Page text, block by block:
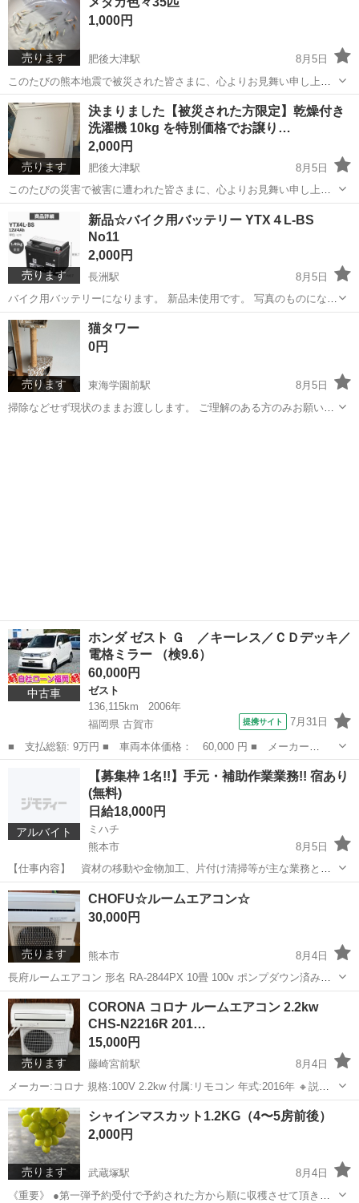
のヒビと右サイドに割れがあります。 簡易的にカーボンシールで補修
してます シートも破れ少しあり...
売ります
1,000円
肥後大津駅
8月5日
このたびの熊本地震で被災された皆さまに、心よりお見舞い申し上げ
ます。一日も早く日常が戻りますようお祈りしております。 庭で大切
に育てているメダカの数が増えたため、種類を少し整理することにし
ました。 写真のめだか達をお渡し...
熊本 菊池郡 肥後大津駅 その他
売ります
決まりました【被災された方限定】乾燥付き
洗濯機 10kg を特別価格でお譲り…
2,000円
肥後大津駅
8月5日
このたびの災害で被害に遭われた皆さまに、心よりお見舞い申し上げ
ます。大変な被災された方よりたくさんのメッセージ頂きました。今
回お取引に繋がらなかった皆さま、誠に申し訳ありませんでした。お
身体ご自愛頂き元の生活に1日でも早く戻...
熊本 菊池郡 肥後大津駅 生活家電
売ります
新品☆バイク用バッテリー YTX４L-BS
No11
2,000円
長洲駅
8月5日
バイク用バッテリーになります。 新品未使用です。 写真のものになり
ます。 値下げは行えません。 受け渡し場所は長洲町長洲の元スーパー
の駐車場でお願いします。 (取引時に詳細住所ご連絡します。)
熊本 玉名郡 長洲駅
売ります
猫タワー
0円
東海学園前駅
8月5日
掃除などせず現状のままお渡しします。 ご理解のある方のみお願いい
中古車
ホンダ ゼスト Ｇ ／キーレス／ＣＤデッキ／
電格ミラー （検9.6）
60,000円
ゼスト
136,115km
2006年
福岡県 古賀市
提携サイト 7月31日
■ 支払総額: 9万円 ■ 車両本体価格： 60,000 円 ■ メーカー
名： ホンダ ■ 車種名： ゼスト ■ グレード名： Ｇ ／キーレ
ス／ＣＤデッキ／電格ミラー ■ 排気量： 660cc ■ ドア枚数：
ゼスト
アルバイト
【募集枠 1名!!】手元・補助作業業務!! 宿あり
(無料)
日給18,000円
ミハチ
熊本市
8月5日
【仕事内容】 資材の移動や金物加工、片付け清掃等が主な業務とな
ります。 【勤務地】 北海道千歳市 【勤務時間】 8：00～17：
00（現場により前後する場合あり） 【休日】 土日曜・その他
（現場状況により土曜出勤...
熊本 熊本市
売ります
CHOFU☆ルームエアコン☆
30,000円
熊本市
8月4日
長府ルームエアコン 形名 RA-2844PX 10畳 100v ポンプダウン済み☆
室内機クリーニング済み☆ まだまだ使えます☆
熊本 熊本市 季節、空調家電
売ります
CORONA コロナ ルームエアコン 2.2kw
CHS-N2216R 201…
15,000円
藤崎宮前駅
8月4日
メーカー:コロナ 規格:100V 2.2kw 付属:リモコン 年式:2016年 🔸説明
🔸 コロナのルームエアコンになります。 ポンプダウン済みです。 室
内機蓋のピンが片方欠けております。 多少の傷や汚れは御座います
の...
熊本 熊本市 藤崎宮前駅 季節、空調家電
売ります
シャインマスカット1.2KG（4〜5房前後）
2,000円
武蔵塚駅
8月4日
《重要》 ●第一弾予約受付で予約された方から順に収穫させて頂きま